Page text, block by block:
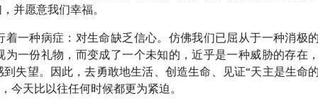
并愿意我们幸福。
一种病症：对生命缺乏信心。仿佛我们已屈从于一种消极
一份礼物，而变成了一个未知的，近乎是一种威胁的存在
失望。因此，去勇敢地生活、创造生命、见证“天主是生命
今天比以往任何时候都更为紧迫。